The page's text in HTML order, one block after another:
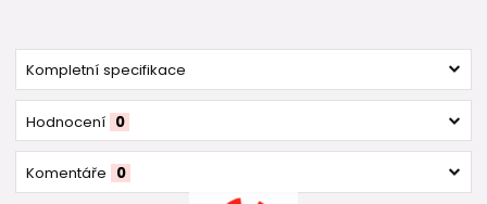
Kompletní specifikace
Hodnocení 0
Komentáře 0